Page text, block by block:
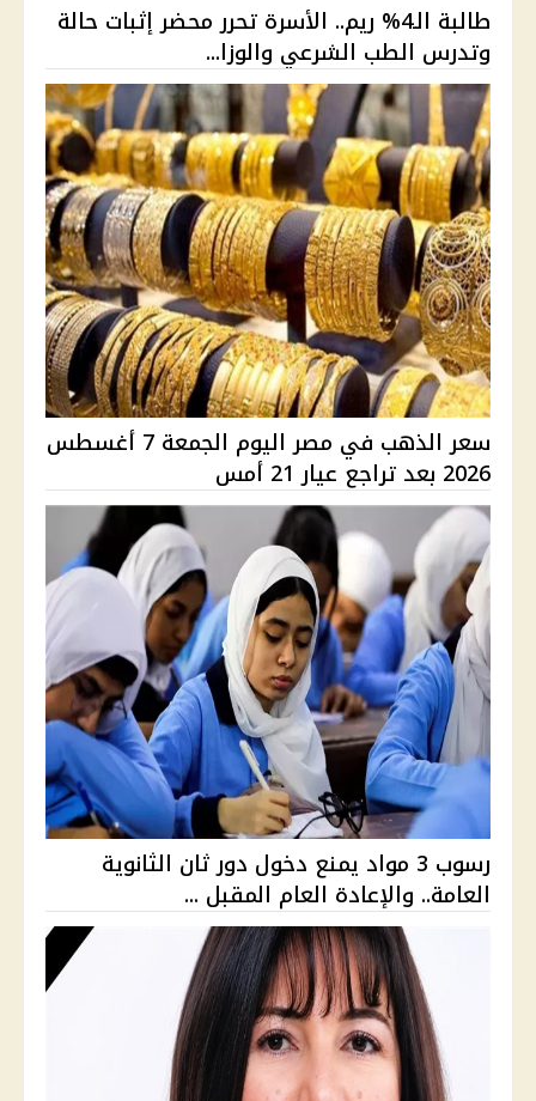
طالبة الـ4% ريم.. الأسرة تحرر محضر إثبات حالة
وتدرس الطب الشرعي والوزا...
سعر الذهب في مصر اليوم الجمعة 7 أغسطس
2026 بعد تراجع عيار 21 أمس
رسوب 3 مواد يمنع دخول دور ثان الثانوية
العامة.. والإعادة العام المقبل ...